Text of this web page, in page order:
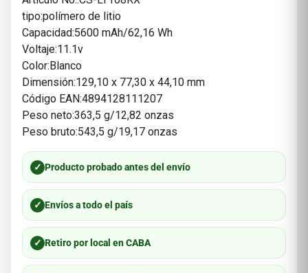
tipo:polímero de litio
Capacidad:5600 mAh/62,16 Wh
Voltaje:11.1v
Color:Blanco
Dimensión:129,10 x 77,30 x 44,10 mm
Código EAN:4894128111207
Peso neto:363,5 g/12,82 onzas
Peso bruto:543,5 g/19,17 onzas
✓ Producto probado antes del envío
✓ Envíos a todo el país
✓ Retiro por local en CABA